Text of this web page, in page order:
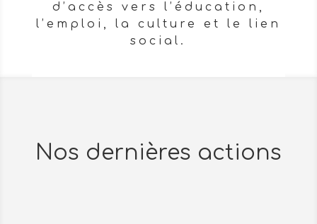
d’accès vers l’éducation,
l’emploi, la culture et le lien
social.
Nos dernières actions